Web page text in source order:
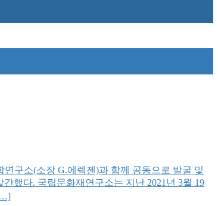
구소(소장 G.에렉젠)과 함께 공동으로 발굴 및
했다. 국립문화재연구소는 지난 2021년 3월 19